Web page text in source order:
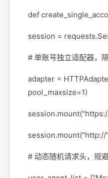
def
session =
# 单账号独立适配器，
adapter =
pool_maxsize=1)
session.mount("http://
# 动态随机请求头，规